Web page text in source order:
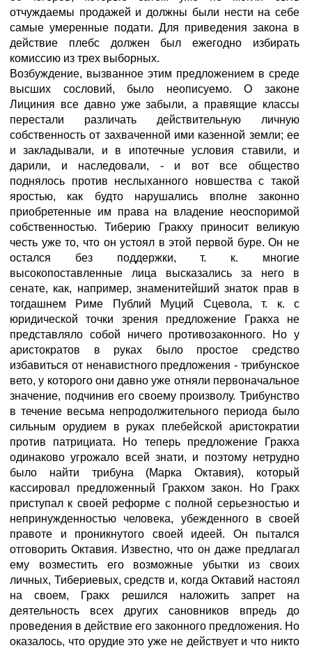
отчуждаемы продажей и должны были нести на себе
самые умеренные подати. Для приведения закона в
действие плебс должен был ежегодно избирать
комиссию из трех выборных.
Возбуждение, вызванное этим предложением в среде
высших сословий, было неописуемо. О законе
Лициния все давно уже забыли, а правящие классы
перестали различать действительную личную
собственность от захваченной ими казенной земли; ее
и закладывали, и в ипотечные условия ставили, и
дарили, и наследовали, - и вот все общество
поднялось против неслыханного новшества с такой
яростью, как будто нарушались вполне законно
приобретенные им права на владение неоспоримой
собственностью. Тиберию Гракху приносит великую
честь уже то, что он устоял в этой первой буре. Он не
остался без поддержки, т. к. многие
высокопоставленные лица высказались за него в
сенате, как, например, знаменитейший знаток прав в
тогдашнем Риме Публий Муций Сцевола, т. к. с
юридической точки зрения предложение Гракха не
представляло собой ничего противозаконного. Но у
аристократов в руках было простое средство
избавиться от ненавистного предложения - трибунское
вето, у которого они давно уже отняли первоначальное
значение, подчинив его своему произволу. Трибунство
в течение весьма непродолжительного периода было
сильным орудием в руках плебейской аристократии
против патрициата. Но теперь предложение Гракха
одинаково угрожало всей знати, и поэтому нетрудно
было найти трибуна (Марка Октавия), который
кассировал предложенный Гракхом закон. Но Гракх
приступал к своей реформе с полной серьезностью и
непринужденностью человека, убежденного в своей
правоте и проникнутого своей идеей. Он пытался
отговорить Октавия. Известно, что он даже предлагал
ему возместить его возможные убытки из своих
личных, Тибериевых, средств и, когда Октавий настоял
на своем, Гракх решился наложить запрет на
деятельность всех других сановников впредь до
проведения в действие его законного предложения. Но
оказалось, что орудие это уже не действует и что никто